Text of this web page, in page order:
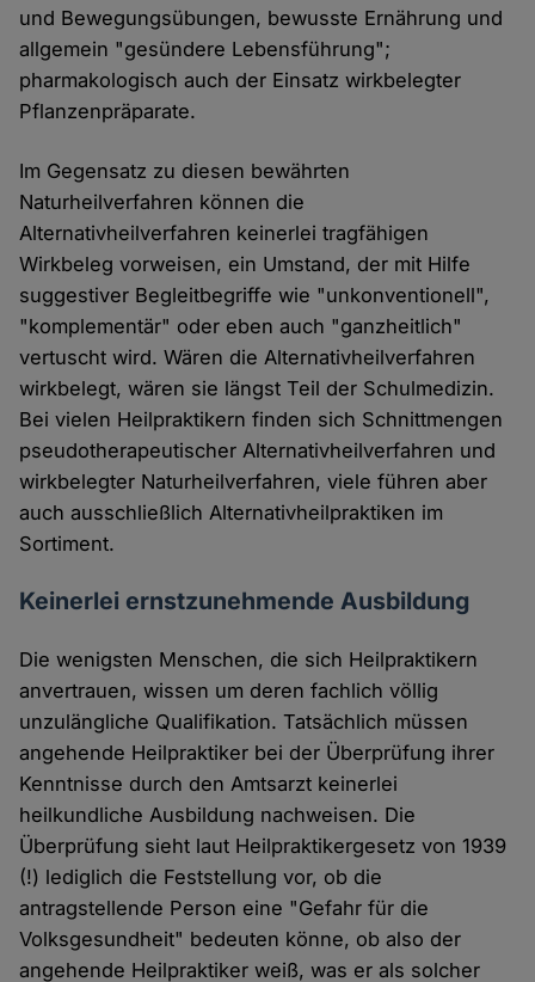
und Bewegungsübungen, bewusste Ernährung und
allgemein "gesündere Lebensführung";
pharmakologisch auch der Einsatz wirkbelegter
Pflanzenpräparate.
Im Gegensatz zu diesen bewährten
Naturheilverfahren können die
Alternativheilverfahren keinerlei tragfähigen
Wirkbeleg vorweisen, ein Umstand, der mit Hilfe
suggestiver Begleitbegriffe wie "unkonventionell",
"komplementär" oder eben auch "ganzheitlich"
vertuscht wird. Wären die Alternativheilverfahren
wirkbelegt, wären sie längst Teil der Schulmedizin.
Bei vielen Heilpraktikern finden sich Schnittmengen
pseudotherapeutischer Alternativheilverfahren und
wirkbelegter Naturheilverfahren, viele führen aber
auch ausschließlich Alternativheilpraktiken im
Sortiment.
Keinerlei ernstzunehmende Ausbildung
Die wenigsten Menschen, die sich Heilpraktikern
anvertrauen, wissen um deren fachlich völlig
unzulängliche Qualifikation. Tatsächlich müssen
angehende Heilpraktiker bei der Überprüfung ihrer
Kenntnisse durch den Amtsarzt keinerlei
heilkundliche Ausbildung nachweisen. Die
Überprüfung sieht laut Heilpraktikergesetz von 1939
(!) lediglich die Feststellung vor, ob die
antragstellende Person eine "Gefahr für die
Volksgesundheit" bedeuten könne, ob also der
angehende Heilpraktiker weiß, was er als solcher